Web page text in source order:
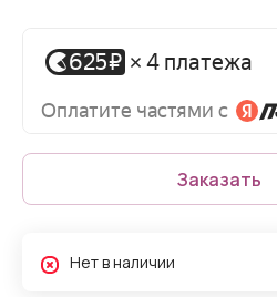
Заказать
Нет в наличии